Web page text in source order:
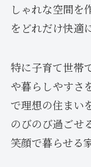
しゃれな空間を
をどれだけ快適
特に子育て世帯
や暮らしやすさ
で理想の住まい
のびのび過ごせ
笑顔で暮らせる